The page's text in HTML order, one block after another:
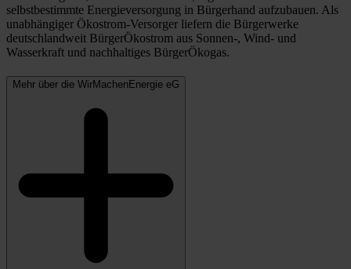
selbstbestimmte Energieversorgung in Bürgerhand aufzubauen. Als
unabhängiger Ökostrom-Versorger liefern die Bürgerwerke
deutschlandweit BürgerÖkostrom aus Sonnen-, Wind- und
Wasserkraft und nachhaltiges BürgerÖkogas.
Mehr über die WirMachenEnergie eG